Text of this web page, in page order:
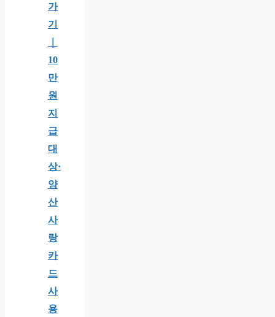
가
기
10
만
원
지
급
대
상·
양
산
사
랑
카
드
사
용